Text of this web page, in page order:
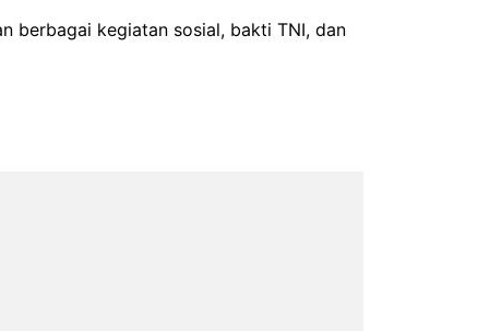
berbagai kegiatan sosial, bakti TNI, dan